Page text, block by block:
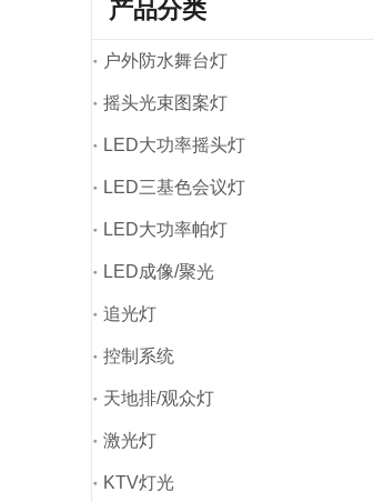
产品分类
户外防水舞台灯
摇头光束图案灯
LED大功率摇头灯
LED三基色会议灯
LED大功率帕灯
LED成像/聚光
追光灯
控制系统
天地排/观众灯
激光灯
KTV灯光